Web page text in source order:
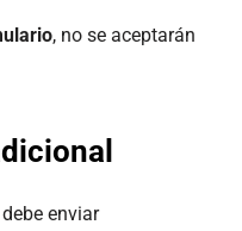
, no se aceptarán
enviar